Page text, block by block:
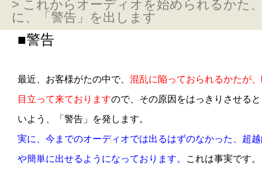
> これからオーディオを始められるかた
に、「警告」を出します
■警告
最近、お客様がたの中で、 混乱に陥っておられるかたが
目立って来ておりますので、その原因をはっきりさせる
いよう、「警告」を発します。
実に、今までのオーディオでは出るはずのなかった、超
や簡単に出せるようになっております。
これは事実です